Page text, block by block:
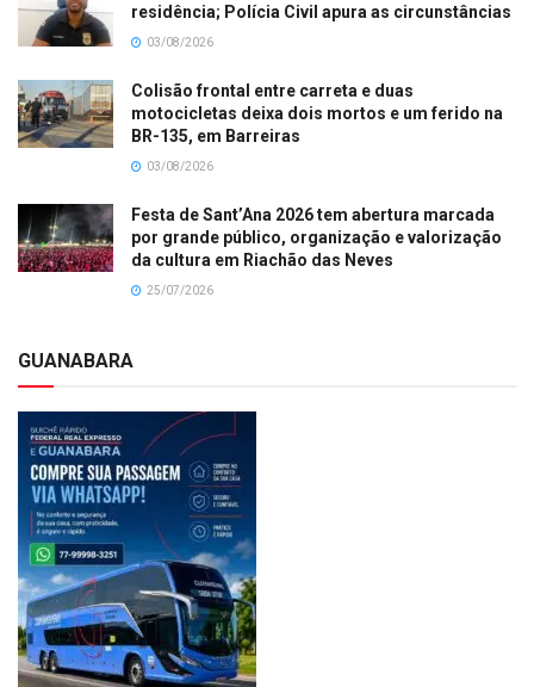
residência; Polícia Civil apura as circunstâncias
03/08/2026
Colisão frontal entre carreta e duas
motocicletas deixa dois mortos e um ferido na
BR-135, em Barreiras
03/08/2026
Festa de Sant’Ana 2026 tem abertura marcada
por grande público, organização e valorização
da cultura em Riachão das Neves
25/07/2026
GUANABARA